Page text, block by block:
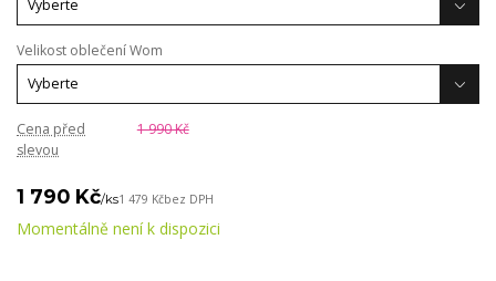
Velikost oblečení Wom
Cena před
slevou
1 990 Kč
1 790 Kč/ks1 479 Kčbez DPH
Momentálně není k dispozici